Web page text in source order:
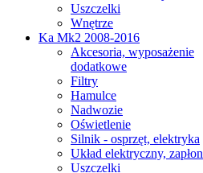
Uszczelki
Wnętrze
Ka Mk2 2008-2016
Akcesoria, wyposażenie
dodatkowe
Filtry
Hamulce
Nadwozie
Oświetlenie
Silnik - osprzęt, elektryka
Układ elektryczny, zapłon
Uszczelki